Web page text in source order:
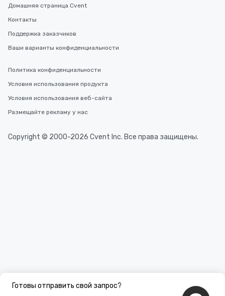
Готовы отправить свой запрос?
Домашняя страница Cvent
Контакты
Поддержка заказчиков
Ваши варианты конфиденциальности
Политика конфиденциальности
Условия использования продукта
Условия использования веб-сайта
Размещайте рекламу у нас
Copyright © 2000-2026 Cvent Inc. Все права защищены.